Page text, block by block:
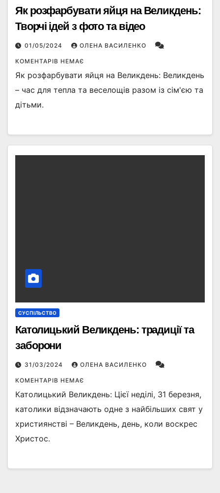
Як розфарбувати яйця на Великдень:
Творчі ідей з фото та відео
01/05/2024 ОЛЕНА ВАСИЛЕНКО
КОМЕНТАРІВ НЕМАЄ
Як розфарбувати яйця на Великдень: Великдень
– час для тепла та веселощів разом із сім'єю та
дітьми.
СУСПІЛЬСТВО
Католицький Великдень: традиції та
заборони
31/03/2024 ОЛЕНА ВАСИЛЕНКО
КОМЕНТАРІВ НЕМАЄ
Католицький Великдень: Цієї неділі, 31 березня,
католики відзначають одне з найбільших свят у
християнстві – Великдень, день, коли воскрес
Христос.